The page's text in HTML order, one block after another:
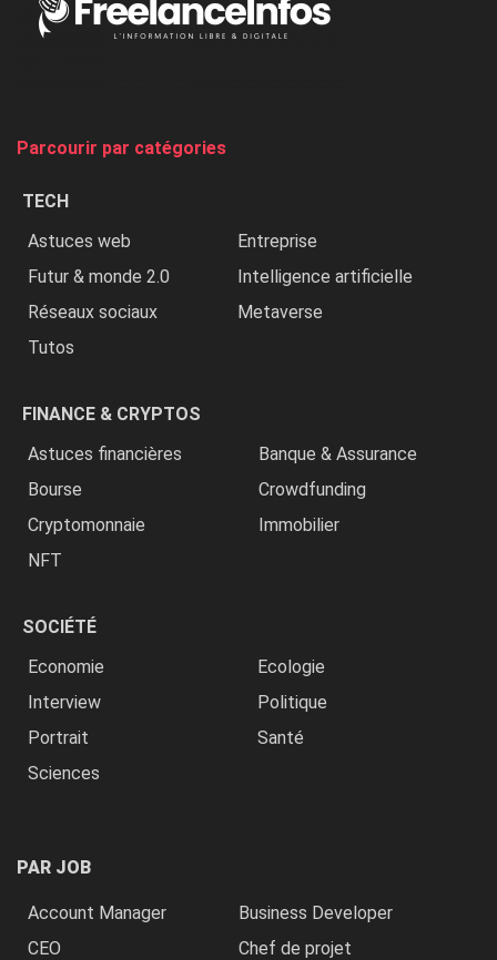
Nigeria,
Parcourir par catégories
TECH
Astuces web
Entreprise
Futur & monde 2.0
Intelligence artificielle
Réseaux sociaux
Metaverse
Tutos
FINANCE & CRYPTOS
Astuces financières
Banque & Assurance
Bourse
Crowdfunding
Cryptomonnaie
Immobilier
NFT
SOCIÉTÉ
Economie
Ecologie
Interview
Politique
Portrait
Santé
Sciences
PAR JOB
Account Manager
Business Developer
CEO
Chef de projet